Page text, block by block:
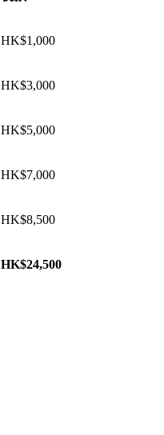
HK$1,000
HK$3,000
HK$5,000
HK$7,000
HK$8,500
HK$24,500